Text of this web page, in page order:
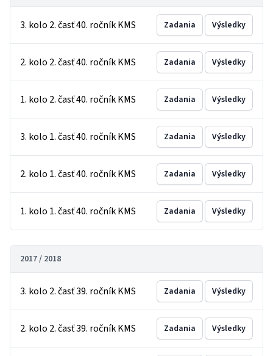
3. kolo 2. časť 40. ročník KMS Zadania Výsledky
2. kolo 2. časť 40. ročník KMS Zadania Výsledky
1. kolo 2. časť 40. ročník KMS Zadania Výsledky
3. kolo 1. časť 40. ročník KMS Zadania Výsledky
2. kolo 1. časť 40. ročník KMS Zadania Výsledky
1. kolo 1. časť 40. ročník KMS Zadania Výsledky
2017 / 2018
3. kolo 2. časť 39. ročník KMS Zadania Výsledky
2. kolo 2. časť 39. ročník KMS Zadania Výsledky